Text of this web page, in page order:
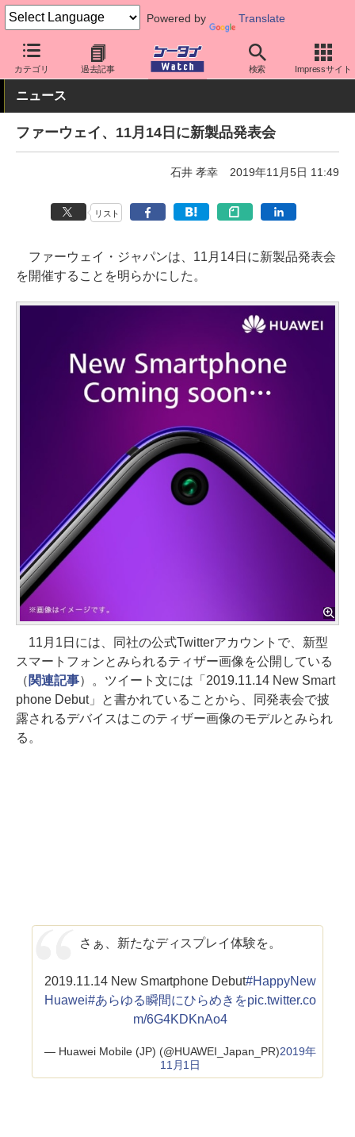
Powered by Translate
カテゴリ 過去記事 検索 Impressサイト
ケータイ Watch OS Android ファーウェイ
ニュース
ファーウェイ、11月14日に新製品発表会
石井 孝幸 2019年11月5日 11:49
リスト
ファーウェイ・ジャパンは、11月14日に新製品発表会
を開催することを明らかにした。
11月1日には、同社の公式Twitterアカウントで、新型
スマートフォンとみられるティザー画像を公開している
（ 関連記事）。ツイート文には「2019.11.14 New Smart
phone Debut」と書かれていることから、同発表会で披
露されるデバイスはこのティザー画像のモデルとみられ
る。
さぁ、新たなディスプレイ体験を。
2019.11.14 New Smartphone Debut#HappyNew
Huawei#あらゆる瞬間にひらめきをpic.twitter.co
m/6G4KDKnAo4
— Huawei Mobile (JP) (@HUAWEI_Japan_PR)2019年
11月1日